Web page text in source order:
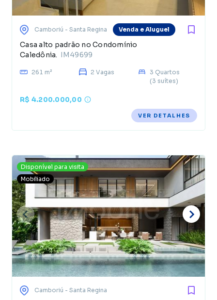
Camboriú - Santa Regina Venda e Aluguel
Casa alto padrão no Condomínio
Caledônia. IM49699
261 m² 2 Vagas
3 Quartos
(3 suítes)
R$ 4.200.000,00
VER DETALHES
Disponível para visita
Mobiliado
Camboriú - Santa Regina